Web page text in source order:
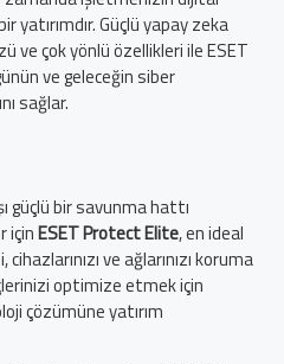
yatırımdır. Güçlü yapay zeka
ve çok yönlü özellikleri ile ESET
ve geleceğin siber
sağlar.
güçlü bir savunma hattı
içinESET Protect Elite, en ideal
ve ağlarınızı koruma
optimize etmek için
çözümüne yatırım